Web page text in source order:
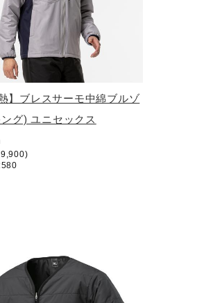
】ブレスサーモ中綿ブルゾ
グ) ユニセックス